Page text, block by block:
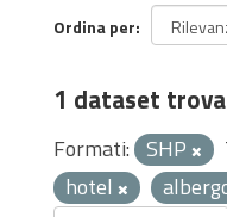
Ordina per
1 dataset
Formati: SHP
hotel